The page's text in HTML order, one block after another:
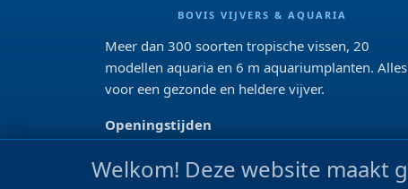
BOVIS VIJVERS & AQUARIA
Meer dan 300 soorten tropische vissen, 20
modellen aquaria en 6 m aquariumplanten. Alles
voor een gezonde en heldere vijver.
Openingstijden
Za: 09:00 - 17:00
Welkom! Deze website maakt